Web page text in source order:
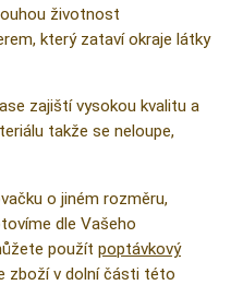
životnost
který zataví okraje látky
zajiští vysokou kvalitu a
takže se neloupe,
o jiném rozměru,
dle Vašeho
použít poptávkový
zboží v dolní části této